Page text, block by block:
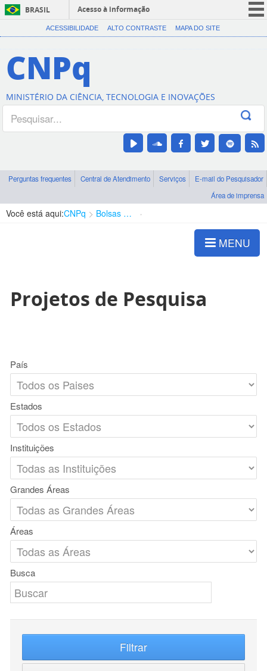
BRASIL
Acesso à informação
CORONAVÍRUS (COVID-19)
Canais
ACESSIBILIDADE ALTO CONTRASTE MAPA DO SITE
CNPq
MINISTÉRIO DA CIÊNCIA, TECNOLOGIA E INOVAÇÕES
Perguntas frequentes Central de Atendimento Serviços
E-mail do Pesquisador
Área de imprensa
Você está aqui:CNPq Bolsas e Auxílios Vigentes
MENU
Projetos de Pesquisa
País
Estados
Instituições
Grandes Áreas
Áreas
Busca
Filtrar